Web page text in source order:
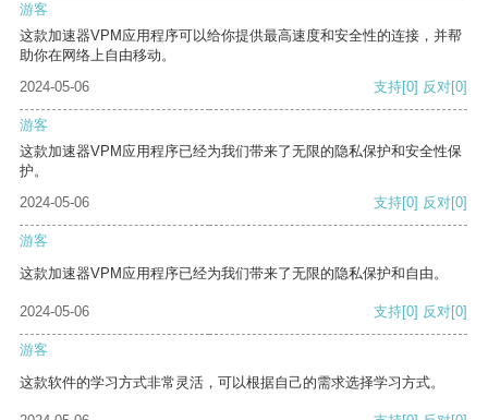
游客
这款加速器VPM应用程序可以给你提供最高速度和安全性的连接，并帮
助你在网络上自由移动。
2024-05-06
支持[0] 反对[0]
游客
这款加速器VPM应用程序已经为我们带来了无限的隐私保护和安全性保
护。
2024-05-06
支持[0] 反对[0]
游客
这款加速器VPM应用程序已经为我们带来了无限的隐私保护和自由。
2024-05-06 支持[0] 反对[0]
游客
这款软件的学习方式非常灵活，可以根据自己的需求选择学习方式。